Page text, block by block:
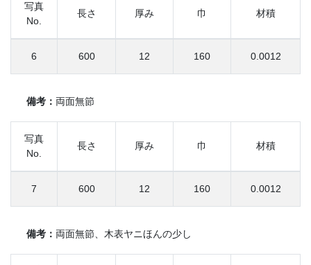
写真
No.
長さ 厚み 巾 材積
6 600 12 160 0.0012
備考： 両面無節
写真
No.
長さ 厚み 巾 材積
7 600 12 160 0.0012
備考： 両面無節、木表ヤニほんの少し